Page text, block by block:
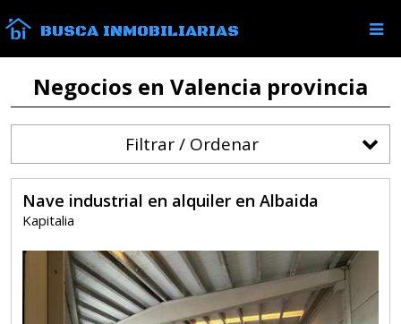
BUSCA INMOBILIARIAS
Negocios en Valencia provincia
Filtrar / Ordenar
Nave industrial en alquiler en Albaida
Kapitalia